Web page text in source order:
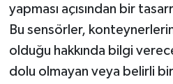
yapması açısından bir
Bu sensörler,
olduğu hakkında bilgi
dolu olmayan veya belirli